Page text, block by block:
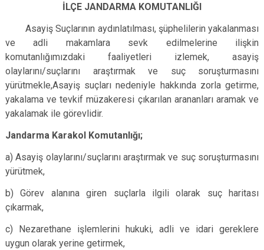
Bigadiç
Burhaniye
Dursunbey
Edremit
Erdek
Gömeç
Gönen
Kepsut
Manyas
Marmara
Savaştepe
Sındırgı
Susurluk
Altıeylül
İLÇE JANDARMA KOMUTANLIĞI
Asayiş Suçlarının aydınlatılması, şüphelilerin yakalanması
ve adli makamlara sevk edilmelerine ilişkin
komutanlığımızdaki faaliyetleri izlemek, asayiş
olaylarını/suçlarını araştırmak ve suç soruşturmasını
yürütmekle,Asayiş suçları nedeniyle hakkında zorla getirme,
yakalama ve tevkif müzakeresi çıkarılan arananları aramak ve
yakalamak ile görevlidir.
Jandarma Karakol Komutanlığı;
a) Asayiş olaylarını/suçlarını araştırmak ve suç soruşturmasını
yürütmek,
b) Görev alanına giren suçlarla ilgili olarak suç haritası
çıkarmak,
c) Nezarethane işlemlerini hukuki, adli ve idari gereklere
uygun olarak yerine getirmek,